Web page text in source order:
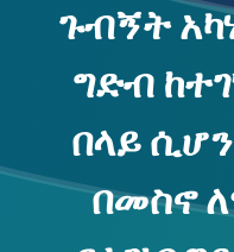
ጉብኝት
ግድብ
በላይ ሲሆን
በመስኖ